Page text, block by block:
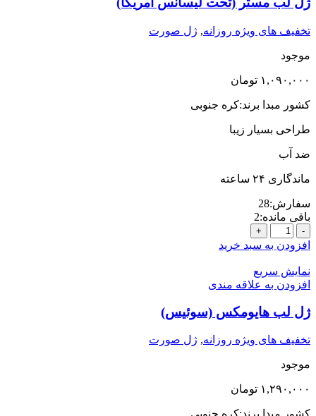
تخفیف های ویژه روزانه, ژل صورت
موجود
۱,۰۹۰,۰۰۰ تومان
کشور مبدا برند:کره جنوبی
طراحی بسیار زیبا
ضد آب
ماندگاری ۲۴ ساعته
سفارش:28
باقی مانده:2
ژل
لب
(تحت
لیسانس
عدد
افزودن به سبد خرید
نمایش سریع
افزودن به علاقه مندی
ژل لب هایومکس (سوئیس)
تخفیف های ویژه روزانه, ژل صورت
موجود
۱,۲۹۰,۰۰۰ تومان